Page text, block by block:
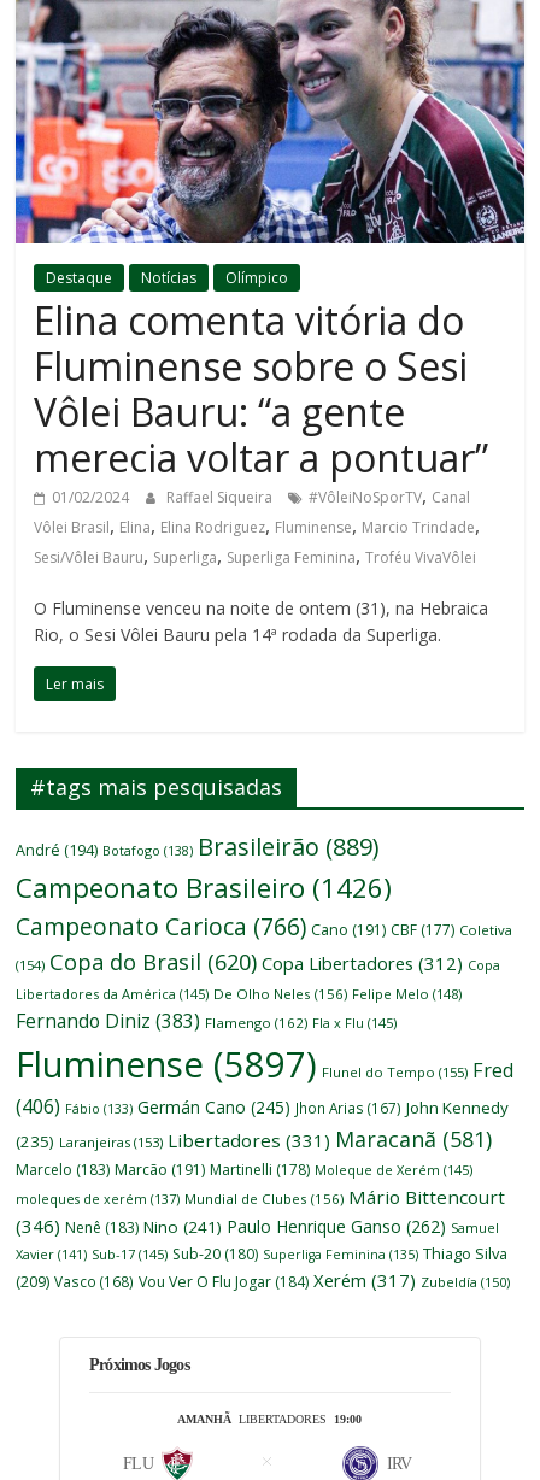
Destaque Notícias Olímpico
Elina comenta vitória do
Fluminense sobre o Sesi
Vôlei Bauru: “a gente
merecia voltar a pontuar”
01/02/2024 Raffael Siqueira #VôleiNoSporTV, Canal
Vôlei Brasil, Elina, Elina Rodriguez, Fluminense, Marcio Trindade,
Sesi/Vôlei Bauru, Superliga, Superliga Feminina,Troféu VivaVôlei
O Fluminense venceu na noite de ontem (31), na Hebraica
Rio, o Sesi Vôlei Bauru pela 14ª rodada da Superliga.
Ler mais
#tags mais pesquisadas
André (194) Botafogo (138) Brasileirão (889)
Campeonato Brasileiro (1426)
Campeonato Carioca (766) Cano (191) CBF (177) Coletiva
(154) Copa do Brasil (620) Copa Libertadores (312) Copa
Libertadores da América (145) De Olho Neles (156) Felipe Melo (148)
Fernando Diniz (383) Flamengo (162) Fla x Flu (145)
Fluminense (5897) Flunel do Tempo (155) Fred
(406) Fábio (133) Germán Cano (245) Jhon Arias (167) John Kennedy
(235) Laranjeiras (153) Libertadores (331) Maracanã (581)
Marcelo (183) Marcão (191) Martinelli (178) Moleque de Xerém (145)
moleques de xerém (137) Mundial de Clubes (156) Mário Bittencourt
(346) Nenê (183) Nino (241) Paulo Henrique Ganso (262) Samuel
Xavier (141) Sub-17 (145) Sub-20 (180) Superliga Feminina (135) Thiago Silva
(209) Vasco (168) Vou Ver O Flu Jogar (184) Xerém (317) Zubeldía (150)
Próximos Jogos
AMANHÃ LIBERTADORES 19:00
FLU IRV